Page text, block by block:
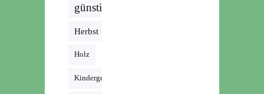
günstig
Herbst
Holz
Kindergeburtstag